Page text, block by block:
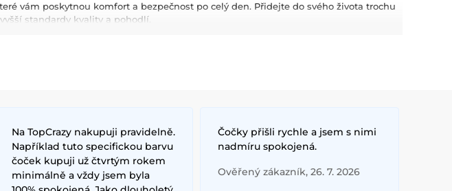
vám poskytnou komfort a bezpečnost po celý den. Přidejte do svého života trochu
standardy kvality a pohodlí.
Na TopCrazy nakupuji pravidelně.
Například tuto specifickou barvu
čoček kupuji už čtvrtým rokem
minimálně a vždy jsem byla
Čočky přišli rychle a jsem s nimi
nadmíru spokojená.
Ověřený zákazník, 26. 7. 2026